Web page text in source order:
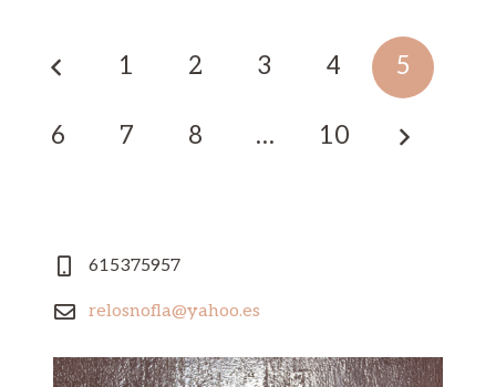
1 2 3 4 5
6 7 8 … 10
615375957
relosnofla@yahoo.es